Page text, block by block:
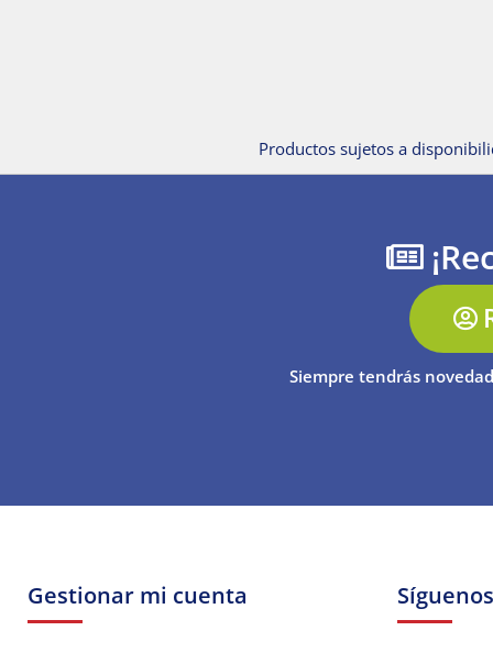
Productos sujetos a
Siempre tendrás
Gestionar mi cuenta Síguenos